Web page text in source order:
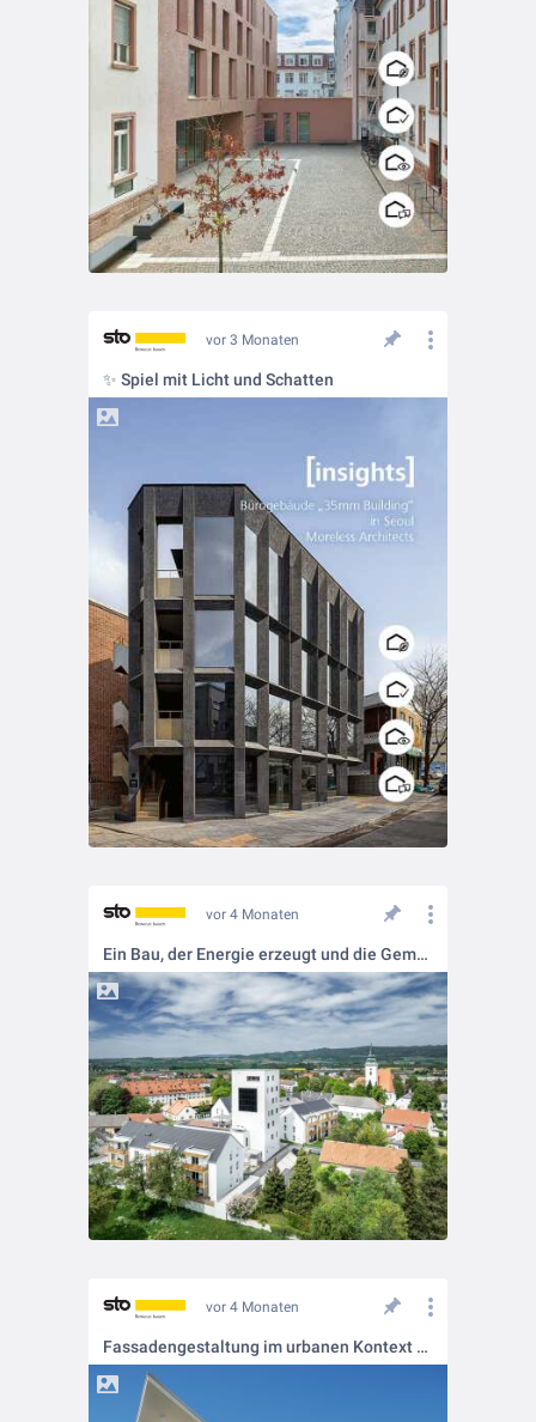
vor 3 Monaten
✨ Spiel mit Licht und Schatten
vor 4 Monaten
Ein Bau, der Energie erzeugt und die Gemeinschaft stärkt! ⚡🏘️
vor 4 Monaten
Fassadengestaltung im urbanen Kontext 🏙️